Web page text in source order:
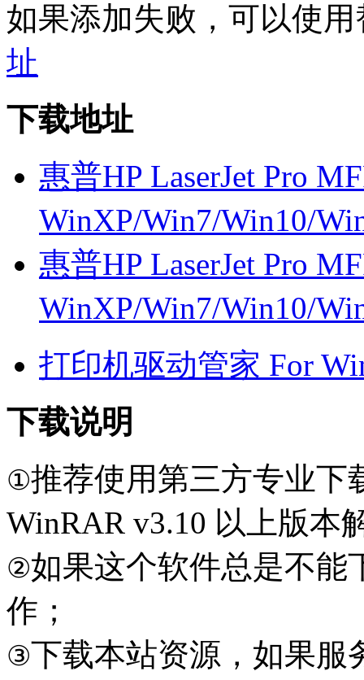
如果添加失败，可以使
址
下载地址
惠普HP LaserJet Pro
WinXP/Win7/Win10/
惠普HP LaserJet Pro
WinXP/Win7/Win10/
打印机驱动管家 For
下载说明
①推荐使用第三方专业下
WinRAR v3.10 以上版本
②如果这个软件总是不能
作；
③下载本站资源，如果服